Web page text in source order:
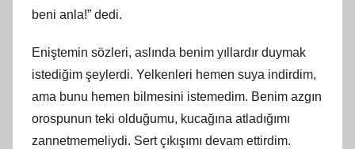
beni anla!” dedi.
Eniştemin sözleri, aslında benim yıllardır duymak
istediğim şeylerdi. Yelkenleri hemen suya indirdim,
ama bunu hemen bilmesini istemedim. Benim azgın
orospunun teki olduğumu, kucağına atladığımı
zannetmemeliydi. Sert çıkışımı devam ettirdim.